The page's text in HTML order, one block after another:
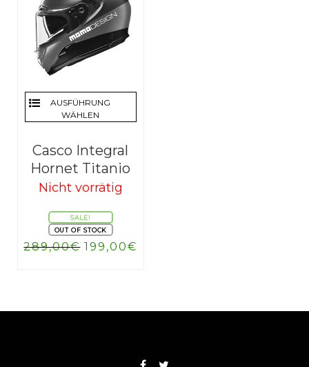
AUSFÜHRUNG
WÄHLEN
Casco Integral
Hornet Titanio
Nicht vorrätig
SALE!
OUT OF STOCK
289,00€ Ursprünglicher
199,00€